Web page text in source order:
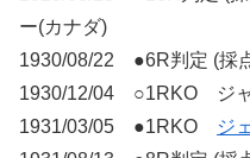
ー(カナダ)
1930/08/22 ●6R判定 (採
1930/12/04 ○1RKO ジャ
1931/03/05 ●1RKO
ジ